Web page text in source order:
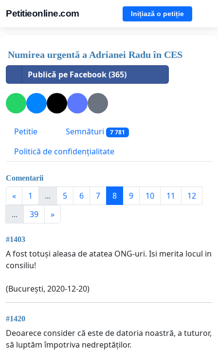
Petitieonline.com Inițiază o petiție
Numirea urgentă a Adrianei Radu în CES
Publică pe Facebook (365)
Petitie Semnături 7 781
Politică de confidențialitate
Comentarii
« 1 ... 5 6 7 8 9 10 11
12
...
39 »
#1403
A fost totuși aleasa de atatea ONG-uri. Isi merita locul in
consiliu!
(București, 2020-12-20)
#1420
Deoarece consider că este de datoria noastră, a tuturor,
să luptăm împotriva nedreptăților.